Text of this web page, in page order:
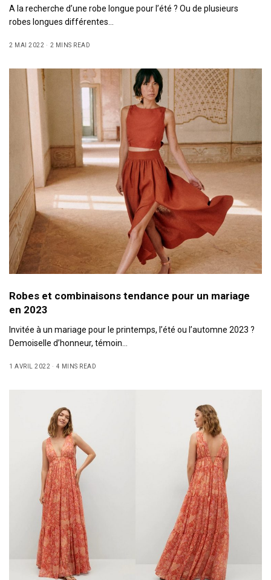
A la recherche d’une robe longue pour l’été ? Ou de plusieurs
robes longues différentes…
2 MAI 2022 2 MINS READ
Robes et combinaisons tendance pour un mariage
en 2023
Invitée à un mariage pour le printemps, l’été ou l’automne 2023 ?
Demoiselle d’honneur, témoin…
1 AVRIL 2022 4 MINS READ